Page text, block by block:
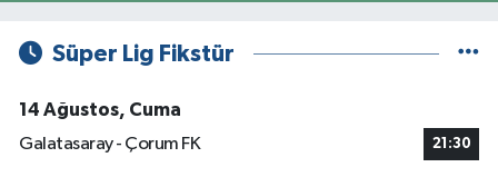
Süper Lig Fikstür
14 Ağustos, Cuma
Galatasaray - Çorum FK
21:30